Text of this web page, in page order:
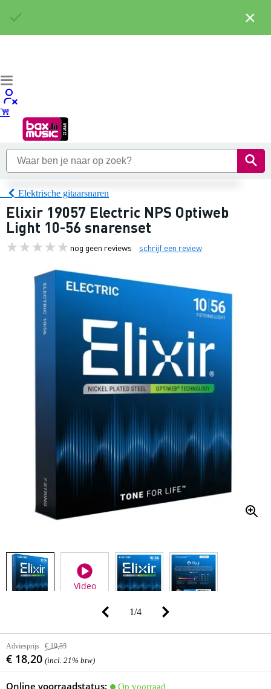
Elektrische gitaarsnaren
Elixir 19057 Electric NPS Optiweb
Light 10-56 snarenset
nog geen reviews schrijf een review
Video
1/4
Adviesprijs € 19,55
€ 18,20 (incl. 21% btw)
Online voorraadstatus:
Op voorraad
×